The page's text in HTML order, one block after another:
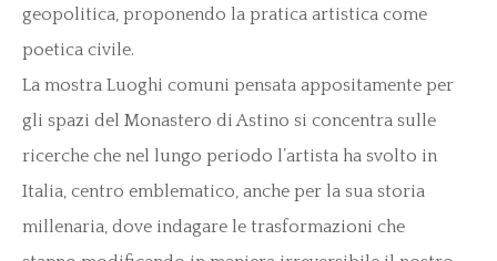
geopolitica, proponendo la pratica artistica come
poetica civile.
La mostra Luoghi comuni pensata appositamente per
gli spazi del Monastero di Astino si concentra sulle
ricerche che nel lungo periodo l’artista ha svolto in
Italia, centro emblematico, anche per la sua storia
millenaria, dove indagare le trasformazioni che